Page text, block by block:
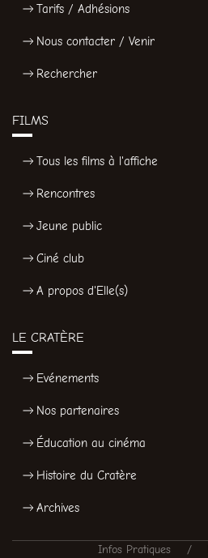
Tarifs / Adhésions
Nous contacter / Venir
Rechercher
FILMS
Tous les films à l'affiche
Rencontres
Jeune public
Ciné club
A propos d'Elle(s)
LE CRATÈRE
Evénements
Nos partenaires
Éducation au cinéma
Histoire du Cratère
Archives
Infos Pratiques